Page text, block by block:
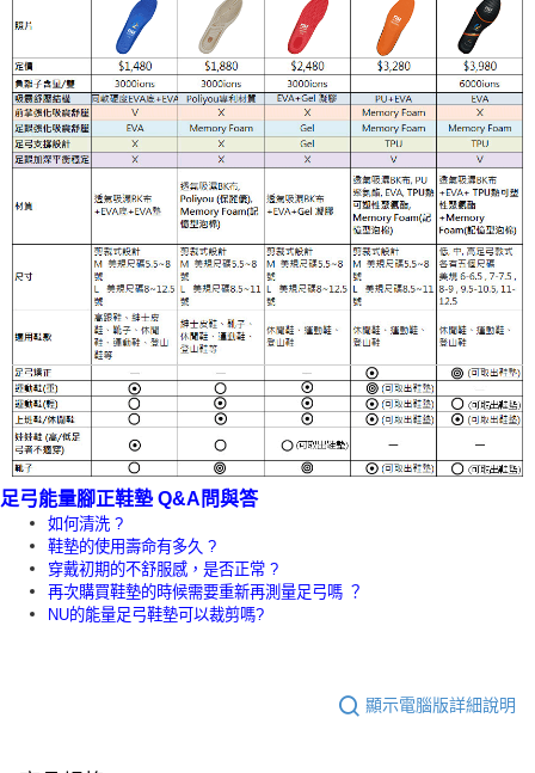
足弓能量腳正鞋墊 Q&A問與答
如何清洗 ?
鞋墊的使用壽命有多久 ?
穿戴初期的不舒服感，是否正常 ?
再次購買鞋墊的時候需要重新再測量足弓嗎 ？
NU的能量足弓鞋墊可以裁剪嗎?
顯示電腦版詳細說明